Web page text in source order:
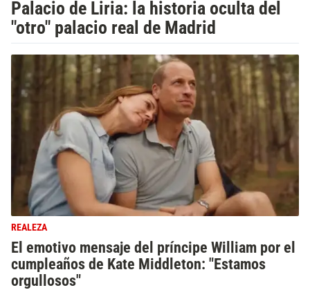
Palacio de Liria: la historia oculta del
"otro" palacio real de Madrid
REALEZA
El emotivo mensaje del príncipe William por el
cumpleaños de Kate Middleton: "Estamos
orgullosos"